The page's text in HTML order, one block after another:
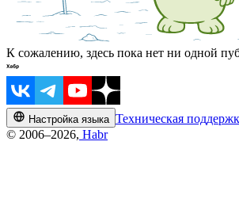
К сожалению, здесь пока нет ни одной
Настройка языка Техническая
© 2006–2026, Habr